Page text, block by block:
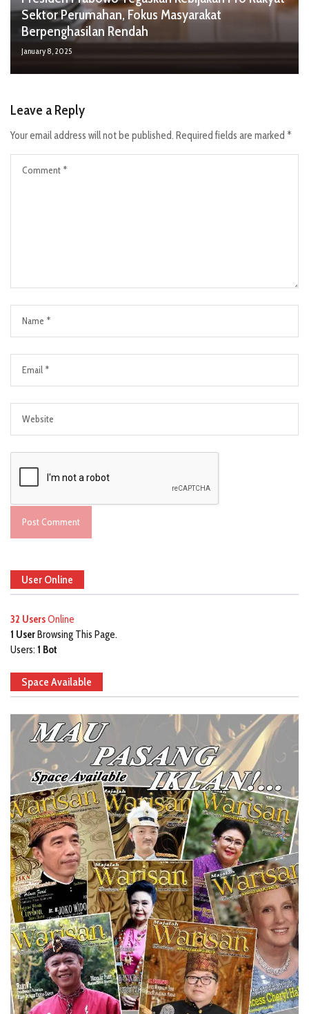
Sektor Perumahan, Fokus Masyarakat
Berpenghasilan Rendah
January 8, 2025
Leave a Reply
Your email address will not be published. Required fields are marked *
User Online
32 UsersOnline
1 UserBrowsing This Page.
Users: 1 Bot
Space Available